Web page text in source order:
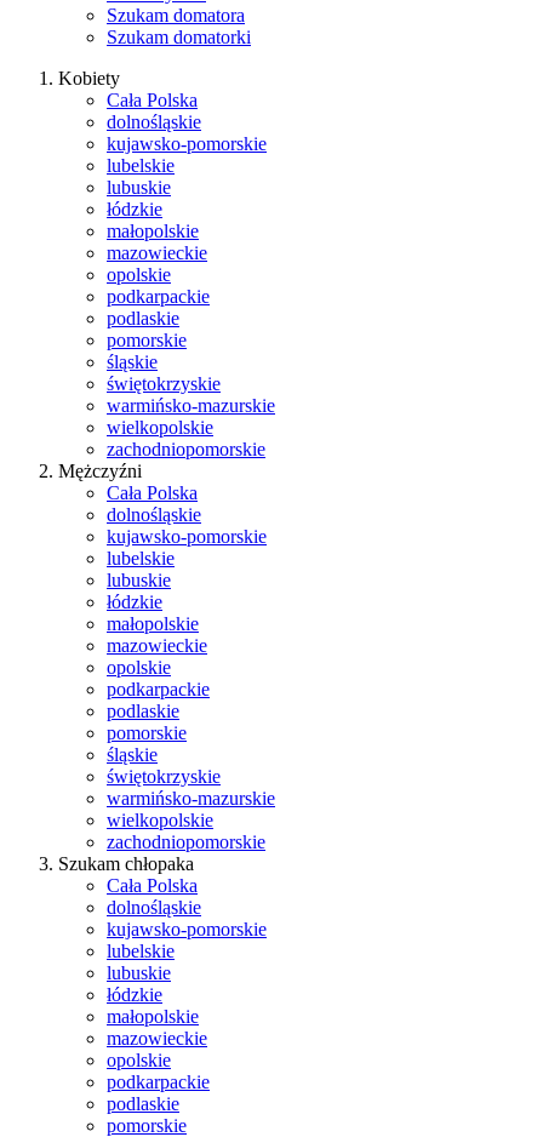
Szukam domatora
Szukam domatorki
Kobiety
Cała Polska
dolnośląskie
kujawsko-pomorskie
lubelskie
lubuskie
łódzkie
małopolskie
mazowieckie
opolskie
podkarpackie
podlaskie
pomorskie
śląskie
świętokrzyskie
warmińsko-mazurskie
wielkopolskie
zachodniopomorskie
Mężczyźni
Cała Polska
dolnośląskie
kujawsko-pomorskie
lubelskie
lubuskie
łódzkie
małopolskie
mazowieckie
opolskie
podkarpackie
podlaskie
pomorskie
śląskie
świętokrzyskie
warmińsko-mazurskie
wielkopolskie
zachodniopomorskie
Szukam chłopaka
Cała Polska
dolnośląskie
kujawsko-pomorskie
lubelskie
lubuskie
łódzkie
małopolskie
mazowieckie
opolskie
podkarpackie
podlaskie
pomorskie